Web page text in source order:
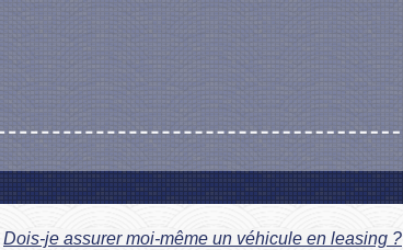
Dois-je assurer moi-même un véhicule en leasing ?